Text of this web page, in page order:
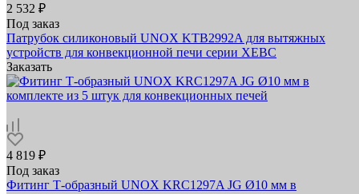
2 532 ₽
Под заказ
Патрубок силиконовый UNOX KTB2992A для вытяжных
устройств для конвекционной печи серии XEBC
Заказать
4 819 ₽
Под заказ
Фитинг Т-образный UNOX KRC1297A JG Ø10 мм в